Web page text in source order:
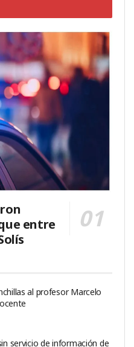
entre
al profesor Marcelo
servicio de información de